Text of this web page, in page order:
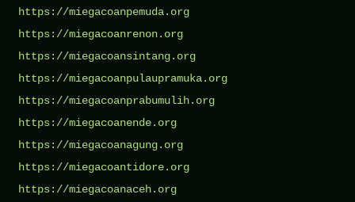
https://miegacoanpemuda.org
https://miegacoanrenon.org
https://miegacoansintang.org
https://miegacoanpulaupramuka.org
https://miegacoanprabumulih.org
https://miegacoanende.org
https://miegacoanagung.org
https://miegacoantidore.org
https://miegacoanaceh.org